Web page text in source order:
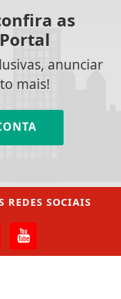
as
anunciar
mais!
REDES SOCIAIS